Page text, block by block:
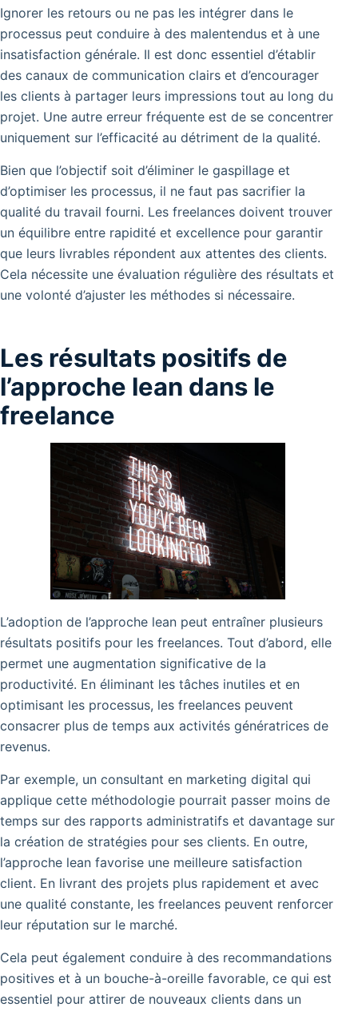
Ignorer les retours ou ne pas les intégrer dans le
processus peut conduire à des malentendus et à une
insatisfaction générale. Il est donc essentiel d’établir
des canaux de communication clairs et d’encourager
les clients à partager leurs impressions tout au long du
projet. Une autre erreur fréquente est de se concentrer
uniquement sur l’efficacité au détriment de la qualité.
Bien que l’objectif soit d’éliminer le gaspillage et
d’optimiser les processus, il ne faut pas sacrifier la
qualité du travail fourni. Les freelances doivent trouver
un équilibre entre rapidité et excellence pour garantir
que leurs livrables répondent aux attentes des clients.
Cela nécessite une évaluation régulière des résultats et
une volonté d’ajuster les méthodes si nécessaire.
Les résultats positifs de
l’approche lean dans le
freelance
L’adoption de l’approche lean peut entraîner plusieurs
résultats positifs pour les freelances. Tout d’abord, elle
permet une augmentation significative de la
productivité. En éliminant les tâches inutiles et en
optimisant les processus, les freelances peuvent
consacrer plus de temps aux activités génératrices de
revenus.
Par exemple, un consultant en marketing digital qui
applique cette méthodologie pourrait passer moins de
temps sur des rapports administratifs et davantage sur
la création de stratégies pour ses clients. En outre,
l’approche lean favorise une meilleure satisfaction
client. En livrant des projets plus rapidement et avec
une qualité constante, les freelances peuvent renforcer
leur réputation sur le marché.
Cela peut également conduire à des recommandations
positives et à un bouche-à-oreille favorable, ce qui est
essentiel pour attirer de nouveaux clients dans un